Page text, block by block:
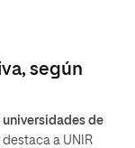
según
universidades de
destaca a UNIR